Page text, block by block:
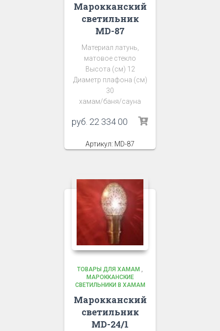
Марокканский
светильник
MD-87
Материал латунь,
матовое стекло
Высота (см) 12
Диаметр плафона (см)
30
хамам/баня/сауна
руб. 22 334 00
Артикул: MD-87
ТОВАРЫ ДЛЯ ХАМАМ ,
МАРОККАНСКИЕ
СВЕТИЛЬНИКИ В ХАМАМ
Марокканский
светильник
MD-24/1